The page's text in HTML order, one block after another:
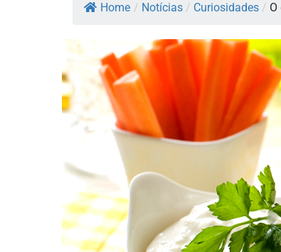
Home / Notícias / Curiosidades /